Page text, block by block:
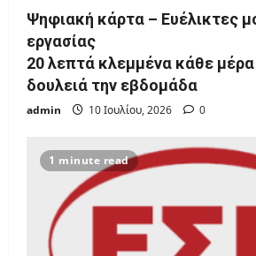
Ψηφιακή κάρτα – Ευέλικτες
εργασίας
20 λεπτά κλεμμένα κάθε
δουλειά την εβδομάδα
admin 10 Ιουλίου, 2026 0
1 minute read